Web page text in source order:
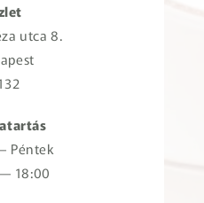
utca 8.
Péntek
18:00